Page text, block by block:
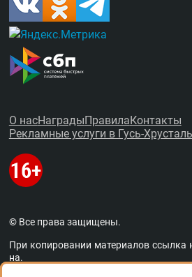
О насНаградыПравилаКонтакты
Рекламные услуги в Гусь-
© Все права защищены.
При копировании материалов ссыл­ка
на.